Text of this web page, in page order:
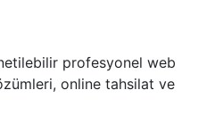
profesyonel web
online tahsilat ve